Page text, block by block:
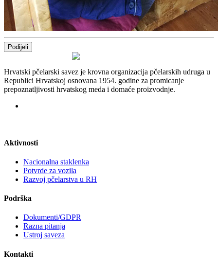
Podijeli
Hrvatski pčelarski savez je krovna organizacija pčelarskih udruga u
Republici Hrvatskoj osnovana 1954. godine za promicanje
prepoznatljivosti hrvatskog meda i domaće proizvodnje.
Aktivnosti
Nacionalna staklenka
Potvrde za vozila
Razvoj pčelarstva u RH
Podrška
Dokumenti/GDPR
Razna pitanja
Ustroj saveza
Kontakti